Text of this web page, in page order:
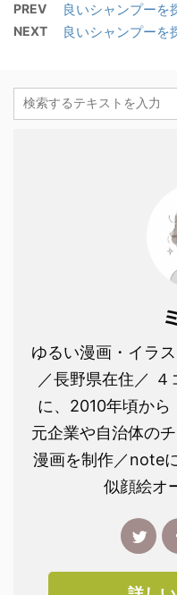
PREV 良いシャンプー
NEXT 良いシャンプー
ゆるい漫画・イラ
／長野県在住／
に、2010年頃から
元企業や自治体の
漫画を制作／note
似顔絵オ